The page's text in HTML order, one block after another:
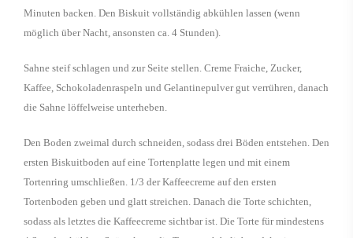
Minuten backen. Den Biskuit vollständig abkühlen lassen (wenn
möglich über Nacht, ansonsten ca. 4 Stunden).
Sahne steif schlagen und zur Seite stellen. Creme Fraiche, Zucker,
Kaffee, Schokoladenraspeln und Gelantinepulver gut verrühren, danach
die Sahne löffelweise unterheben.
Den Boden zweimal durch schneiden, sodass drei Böden entstehen. Den
ersten Biskuitboden auf eine Tortenplatte legen und mit einem
Tortenring umschließen. 1/3 der Kaffeecreme auf den ersten
Tortenboden geben und glatt streichen. Danach die Torte schichten,
sodass als letztes die Kaffeecreme sichtbar ist. Die Torte für mindestens